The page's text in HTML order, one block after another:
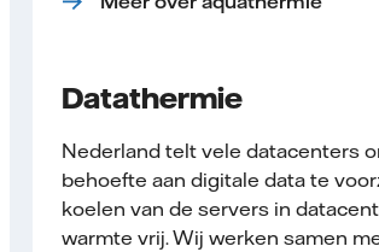
Datathermie
Nederland telt vele datacenters
behoefte aan digitale data te
koelen van de servers in
warmte vrij. Wij werken samen